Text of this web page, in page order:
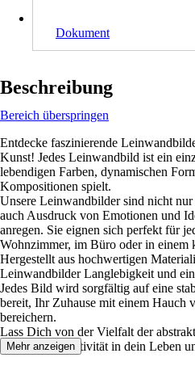
Dokument
Beschreibung
Bereich überspringen
Entdecke faszinierende
Kunst! Jedes Leinwandbild ist ein
lebendigen Farben, dynamischen
Kompositionen spielt.
Unsere Leinwandbilder sind nicht
auch Ausdruck von Emotionen und
anregen. Sie eignen sich perfekt für
Wohnzimmer, im Büro oder in einem
Hergestellt aus hochwertigen
Leinwandbilder Langlebigkeit und
Jedes Bild wird sorgfältig auf eine
bereit, Ihr Zuhause mit einem Hauch
bereichern.
Lass Dich von der Vielfalt der
Farbe und Kreativität in dein Leben
Mehr anzeigen